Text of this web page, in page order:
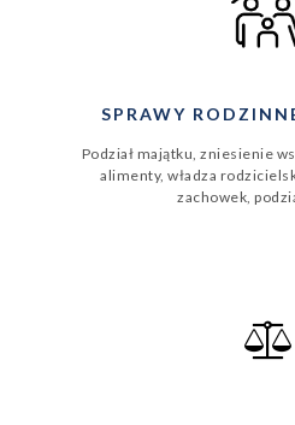
SPRAWY
Podział majątku, zniesienie
alimenty, władza
zachowek,